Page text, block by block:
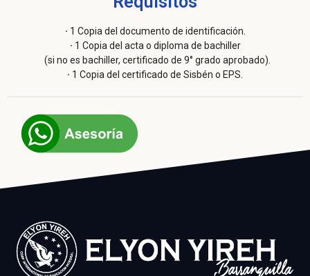
· 1 Copia del documento de identificación.
· 1 Copia del acta o diploma de bachiller
(si no es bachiller, certificado de 9° grado aprobado).
· 1 Copia del certificado de Sisbén o EPS.